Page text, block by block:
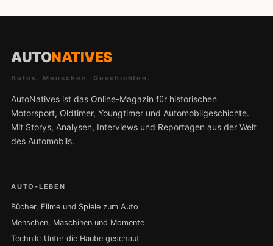
AUTONATIVES
Autos. Menschen. Geschichten.
AutoNatives ist das Online-Magazin für historischen
Motorsport, Oldtimer, Youngtimer und Automobilgeschichte.
Mit Storys, Analysen, Interviews und Reportagen aus der Welt
des Automobils.
AUTO-LEBEN
Bücher, Filme und Spiele zum Auto
Menschen, Maschinen und Momente
Technik: Unter die Haube geschaut